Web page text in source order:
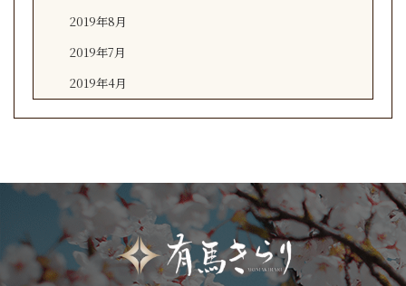
2019年8月
2019年7月
2019年4月